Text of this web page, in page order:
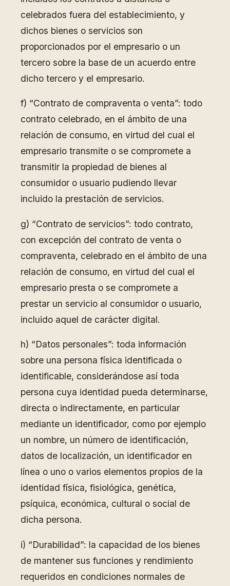
celebrados fuera del establecimiento, y
dichos bienes o servicios son
proporcionados por el empresario o un
tercero sobre la base de un acuerdo entre
dicho tercero y el empresario.
f) “Contrato de compraventa o venta”: todo
contrato celebrado, en el ámbito de una
relación de consumo, en virtud del cual el
empresario transmite o se compromete a
transmitir la propiedad de bienes al
consumidor o usuario pudiendo llevar
incluido la prestación de servicios.
g) “Contrato de servicios”: todo contrato,
con excepción del contrato de venta o
compraventa, celebrado en el ámbito de una
relación de consumo, en virtud del cual el
empresario presta o se compromete a
prestar un servicio al consumidor o usuario,
incluido aquel de carácter digital.
h) “Datos personales”: toda información
sobre una persona física identificada o
identificable, considerándose así toda
persona cuya identidad pueda determinarse,
directa o indirectamente, en particular
mediante un identificador, como por ejemplo
un nombre, un número de identificación,
datos de localización, un identificador en
línea o uno o varios elementos propios de la
identidad física, fisiológica, genética,
psíquica, económica, cultural o social de
dicha persona.
i) “Durabilidad”: la capacidad de los bienes
de mantener sus funciones y rendimiento
requeridos en condiciones normales de